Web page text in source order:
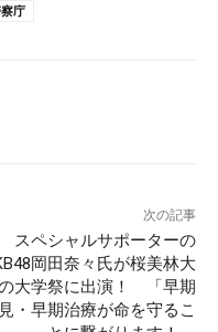
庁
次の記事
スペシャルサポーターの
岡田奈々氏が桜美林大
大学祭に出演！ 「早期
・早期治療が命を守るこ